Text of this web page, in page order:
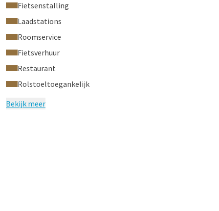
Fietsenstalling
Laadstations
Roomservice
Fietsverhuur
Restaurant
Rolstoeltoegankelijk
Bekijk meer